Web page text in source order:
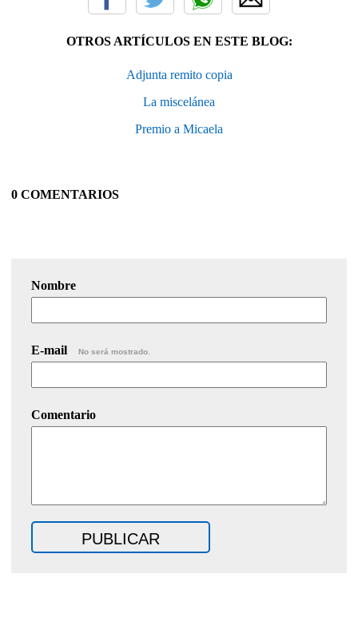
OTROS ARTÍCULOS EN ESTE BLOG:
Adjunta remito copia
La miscelánea
Premio a Micaela
0 COMENTARIOS
Nombre
E-mail No será mostrado.
Comentario